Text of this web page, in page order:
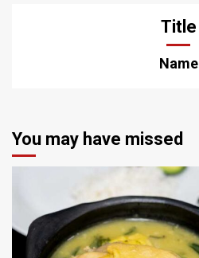
Title
Name
You may have missed